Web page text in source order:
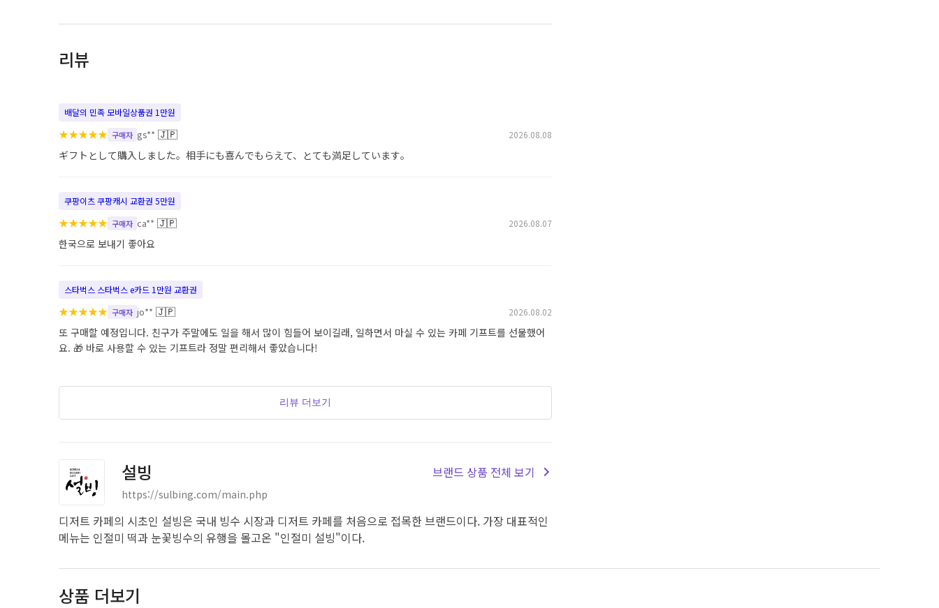
리뷰
배달의 민족 모바일상품권 1만원
★★★★★ 구매자 gs** 🇯🇵 2026.08.08
ギフトとして購入しました。相手にも喜んでもらえて、とても満足しています。
쿠팡이츠 쿠팡캐시 교환권 5만원
★★★★★ 구매자 ca** 🇯🇵 2026.08.07
한국으로 보내기 좋아요
스타벅스 스타벅스 e카드 1만원 교환권
★★★★★ 구매자 jo** 🇯🇵 2026.08.02
또 구매할 예정입니다. 친구가 주말에도 일을 해서 많이 힘들어 보이길래, 일하면서 마실 수 있는 카페 기프트를 선물했어
요. 🎁 바로 사용할 수 있는 기프트라 정말 편리해서 좋았습니다!
리뷰 더보기
설빙
https://sulbing.com/main.php
브랜드 상품 전체 보기
디저트 카페의 시초인 설빙은 국내 빙수 시장과 디저트 카페를 처음으로 접목한 브랜드이다. 가장 대표적인
메뉴는 인절미 떡과 눈꽃빙수의 유행을 몰고온 "인절미 설빙"이다.
상품 더보기